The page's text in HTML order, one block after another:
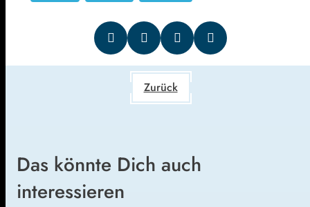
Zurück
Das könnte Dich auch
interessieren